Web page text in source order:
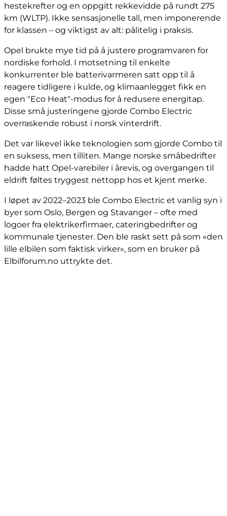
hestekrefter og en oppgitt rekkevidde på rundt 275
km (WLTP). Ikke sensasjonelle tall, men imponerende
for klassen – og viktigst av alt: pålitelig i praksis.
Opel brukte mye tid på å justere programvaren for
nordiske forhold. I motsetning til enkelte
konkurrenter ble batterivarmeren satt opp til å
reagere tidligere i kulde, og klimaanlegget fikk en
egen "Eco Heat"-modus for å redusere energitap.
Disse små justeringene gjorde Combo Electric
overraskende robust i norsk vinterdrift.
Det var likevel ikke teknologien som gjorde Combo til
en suksess, men tilliten. Mange norske småbedrifter
hadde hatt Opel-varebiler i årevis, og overgangen til
eldrift føltes tryggest nettopp hos et kjent merke.
I løpet av 2022–2023 ble Combo Electric et vanlig syn i
byer som Oslo, Bergen og Stavanger – ofte med
logoer fra elektrikerfirmaer, cateringbedrifter og
kommunale tjenester. Den ble raskt sett på som «den
lille elbilen som faktisk virker», som en bruker på
Elbilforum.no uttrykte det.